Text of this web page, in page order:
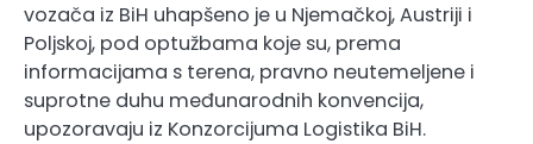
vozača iz BiH uhapšeno je u Njemačkoj, Austriji i
Poljskoj, pod optužbama koje su, prema
informacijama s terena, pravno neutemeljene i
suprotne duhu međunarodnih konvencija,
upozoravaju iz Konzorcijuma Logistika BiH.